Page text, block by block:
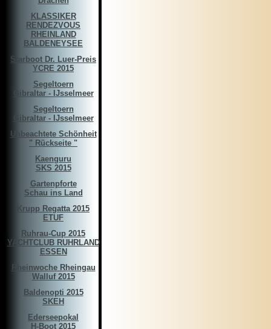
KLASSIKER
RENDEZVOUS
RHEINLAND
BALDENEYSEE
Starboot Dr. Luer-Preis
YCRE 2015
Segeltoern
Gibraltar - IJsselmeer
Segeltoern
Gibraltar - IJsselmeer
Unbeachtete Schönheit
" Rückseite "
Kaenguru
SKS 2015
Gartenpforte
Schau ins Land
Krupp Regatta 2015
ETUF
Ruhrau-Cup 2015
YACHTCLUB RUHRLAND
ESSEN
Rheinwoche Rheingau
Walluf 2015
Baldenopti 2015
SKEH
Ederseepokal
H-Boot 2015